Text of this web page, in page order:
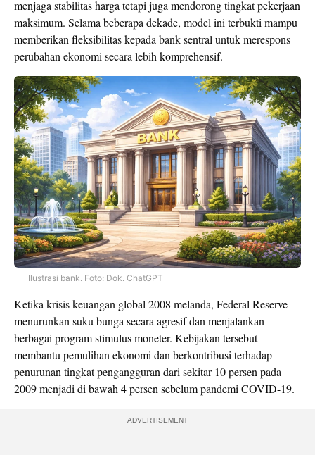
menjaga stabilitas harga tetapi juga mendorong tingkat pekerjaan
maksimum. Selama beberapa dekade, model ini terbukti mampu
memberikan fleksibilitas kepada bank sentral untuk merespons
perubahan ekonomi secara lebih komprehensif.
Ilustrasi bank. Foto: Dok. ChatGPT
Ketika krisis keuangan global 2008 melanda, Federal Reserve
menurunkan suku bunga secara agresif dan menjalankan
berbagai program stimulus moneter. Kebijakan tersebut
membantu pemulihan ekonomi dan berkontribusi terhadap
penurunan tingkat pengangguran dari sekitar 10 persen pada
2009 menjadi di bawah 4 persen sebelum pandemi COVID-19.
ADVERTISEMENT